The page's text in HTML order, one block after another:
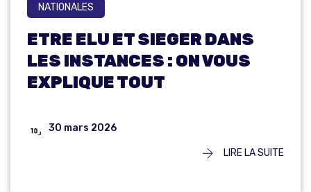
NATIONALES
ETRE ELU ET SIEGER DANS
LES INSTANCES : ON VOUS
EXPLIQUE TOUT
30 mars 2026
LIRE LA SUITE